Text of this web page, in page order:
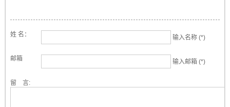
姓 名： 输入名称 (*)
邮箱 输入邮箱 (*)
留 言: